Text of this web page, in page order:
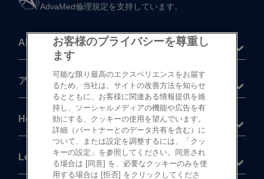
AdvaMed倫理規定を​支持しています。
About
アキュビュー®製品
Help
Legal
お客様のプライバシーを尊重し
ます
可能な限り最高のエクスペリエンスをお届す
るため、当社は、サイトの改善方法を知らせ
るとともに、お客様に関連ある情報提供を維
持し、ソーシャルメディアの機能や広告を有
効にする、クッキーの使用を望んでいます。
詳細（パートナーとのデータ共有を含む）に
ついて、または設定を調整するには、「クッ
キーの設定」を参照してください。同意され
る場合は [同意] を、必要なクッキーのみを使
用する場合は [拒否] をクリックしてくださ